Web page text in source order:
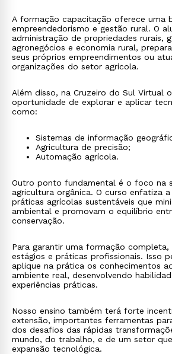
A formação capacitação oferece uma
empreendedorismo e gestão rural. O
administração de propriedades rurais,
agronegócios e economia rural,
seus próprios empreendimentos ou
organizações do setor agrícola.
Além disso, na Cruzeiro do Sul Virtual
oportunidade de explorar e aplicar
como:
Sistemas de informação
Agricultura de precisão;
Automação agrícola.
Outro ponto fundamental é o foco na
agricultura orgânica. O curso enfatiza
práticas agrícolas sustentáveis que
ambiental e promovam o equilíbrio
conservação.
Para garantir uma formação completa,
estágios e práticas profissionais. Isso
aplique na prática os conhecimentos
ambiente real, desenvolvendo
experiências práticas.
Nosso ensino também terá forte
extensão, importantes ferramentas
dos desafios das rápidas
mundo, do trabalho, e de um setor
expansão tecnológica.